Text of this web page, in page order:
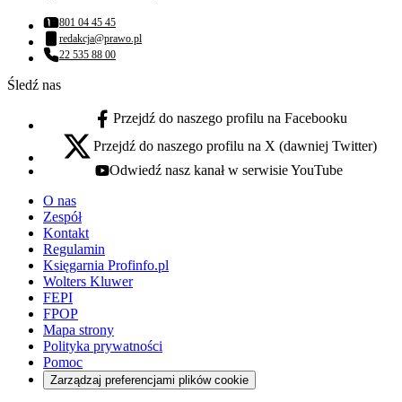
Numer telefonu:
801 04 45 45
Adres email:
redakcja@prawo.pl
Numer telefonu:
22 535 88 00
Śledź nas
facebook - otwiera się w nowej karcie
Przejdź do naszego profilu na Facebooku
x - otwiera się w nowej karcie
Przejdź do naszego profilu na X (dawniej Twitter)
youtube - otwiera się w nowej karcie
Odwiedź nasz kanał w serwisie YouTube
O nas
Zespół
Kontakt
Regulamin
Księgarnia Profinfo.pl
Wolters Kluwer
FEPI
FPOP
Mapa strony
Polityka prywatności
Pomoc
Zarządzaj preferencjami plików cookie